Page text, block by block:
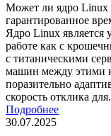
Может ли ядро Linux
гарантированное
Ядро Linux является
работе как с
с титаническими
машин между этими
поразительно
скорость отклика
Подробнее
30.07.2025